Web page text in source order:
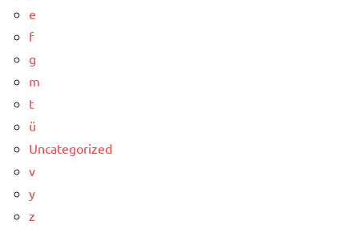
e
f
g
m
t
ü
Uncategorized
v
y
z